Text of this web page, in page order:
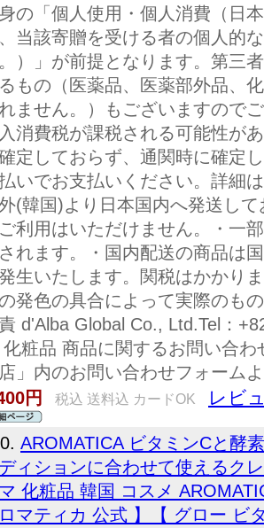
の「個人使用・個人消費（日
当該寄贈を受ける者の個人的
）」が前提となります。第三
もの（医薬品、医薬部外品、
ません。）もございますので
消費税が課税される可能性が
定しておらず、通関時に確定
いでお支払いください。詳細
(韓国)より日本国内へ発送し
利用はいただけません。・一
れます。・国内配送の商品は
生いたします。関税はかかり
発色の具合によって実際のも
d'Alba Global Co., Ltd.Tel：
粧品 商品に関するお問い合
」内のお問い合わせフォーム
円
税込 送料込 カードOK レビ
AROMATICA ビタミンCと酵
ィションに合わせて使えるク
化粧品 韓国 コスメ
マティカ 公式 】【 グロー ビ